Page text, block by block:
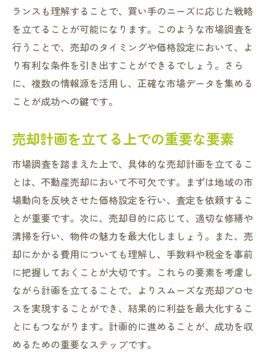
優れたエージェントの特徴とは
エージェント選びで注意すべきポイント
エージェントとの効果的なコミュニケーシ
ョン
地域に精通したエージェントのメリット
契約前に確認すべき質問リスト
大阪府寝屋川市での適正価格設定の重要性
市場に合った価格設定の方法
売却価格の査定プロセスを知る
競合物件との価格比較
価格調整のタイミングを見極める
価格交渉を有利に進めるテクニック
売却価格に影響する要因を理解する
不動産売却を有利に進めるプロの視点を活用し
よう
プロが教える効果的な売却戦略
ランスも理解することで、買い手のニーズに応じた戦略
を立てることが可能になります。このような市場調査を
行うことで、売却のタイミングや価格設定において、よ
り有利な条件を引き出すことができるでしょう。さら
に、複数の情報源を活用し、正確な市場データを集める
ことが成功への鍵です。
売却計画を立てる上での重要な要素
市場調査を踏まえた上で、具体的な売却計画を立てるこ
とは、不動産売却において不可欠です。まずは地域の市
場動向を反映させた価格設定を行い、査定を依頼するこ
とが重要です。次に、売却目的に応じて、適切な修繕や
清掃を行い、物件の魅力を最大化しましょう。また、売
却にかかる費用についても理解し、手数料や税金を事前
に把握しておくことが大切です。これらの要素を考慮し
ながら計画を立てることで、よりスムーズな売却プロセ
スを実現することができ、結果的に利益を最大化するこ
とにもつながります。計画的に進めることが、成功を収
めるための重要なステップです。